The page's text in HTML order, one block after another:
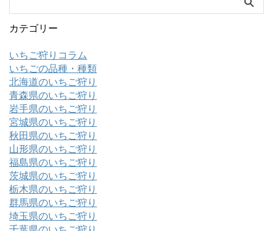
カテゴリー
いちご狩りコラム
いちごの品種・種類
北海道のいちご狩り
青森県のいちご狩り
岩手県のいちご狩り
宮城県のいちご狩り
秋田県のいちご狩り
山形県のいちご狩り
福島県のいちご狩り
茨城県のいちご狩り
栃木県のいちご狩り
群馬県のいちご狩り
埼玉県のいちご狩り